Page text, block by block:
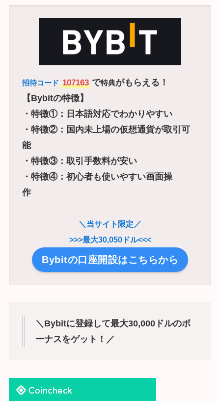
招待コード 107163 で 特典がもらえる！
【Bybitの特徴】
・特徴①：日本語対応でわかりやすい
・特徴②：国内未上場の仮想通貨が取引可
能
・特徴③：取引手数料が安い
・特徴④：初心者も使いやすい画面操
作
＼当サイト限定／
>>>最大30,050ドル<<<
Bybitの口座開設はこちらから
＼Bybitに登録して最大30,000ドルのボ
ーナスをゲット！／